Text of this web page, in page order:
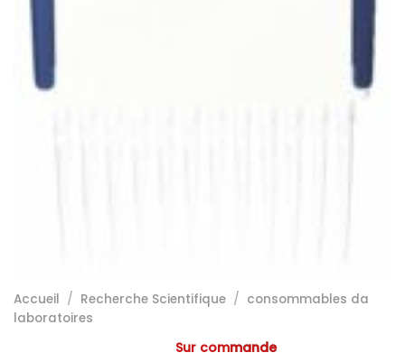
Accueil / Recherche Scientifique / consommables da
laboratoires
Sur commande